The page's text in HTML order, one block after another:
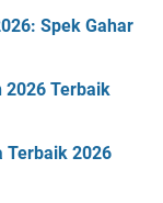
Spek Gahar
2026 Terbaik
Terbaik 2026